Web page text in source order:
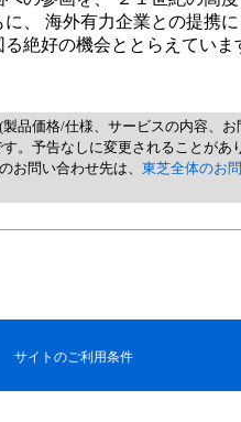
、 海外有力企業との提携
絶好の機会ととらえていま
品価格/仕様、サービスの内容、
。予告なしに変更されることがあ
お問い合わせ先は、 東芝全体のお
サイトのご利用条件